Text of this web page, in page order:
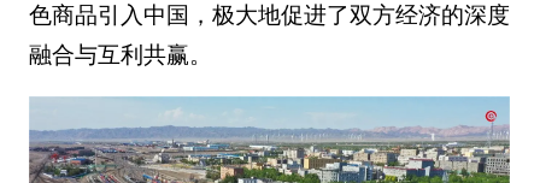
色商品引入中国，极大地促进了双方经济的深度
融合与互利共赢。